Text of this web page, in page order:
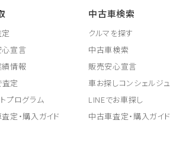
心宣言
情報
査定
プログラム
定・購入ガイド
中古車検索
クルマを探す
中古車検索
販売安心宣言
車お探しコンシェルジュ
LINEでお車探し
中古車査定・購入ガイド